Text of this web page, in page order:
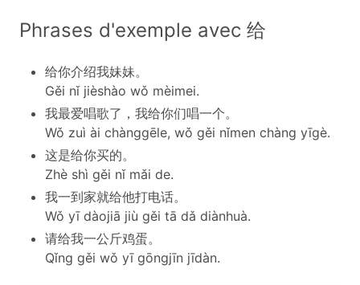
Phrases d'exemple avec 给
给你介绍我妹妹。
Gěi nǐ jièshào wǒ mèimei.
我最爱唱歌了，我给你们唱一个。
Wǒ zuì ài chànggēle, wǒ gěi nǐmen chàng yīgè.
这是给你买的。
Zhè shì gěi nǐ mǎi de.
我一到家就给他打电话。
Wǒ yī dàojiā jiù gěi tā dǎ diànhuà.
请给我一公斤鸡蛋。
Qǐng gěi wǒ yī gōngjīn jīdàn.